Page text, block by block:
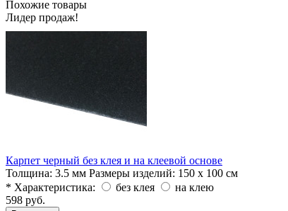
Похожие товары
Лидер продаж!
Карпет черный без клея и на клеевой основе
Толщина: 3.5 мм Размеры изделий: 150 х 100 см
* Характеристика:
без клея
на клею
598 руб.